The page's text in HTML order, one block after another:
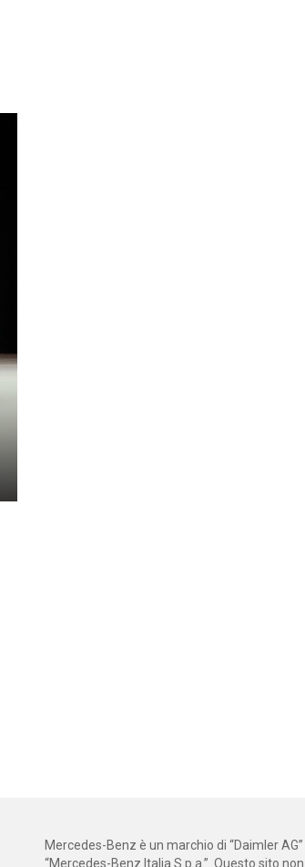
Mercedes-Benz è un marchio di “Daimler AG”
“Mercedes-Benz Italia S.p.a.”. Questo sito